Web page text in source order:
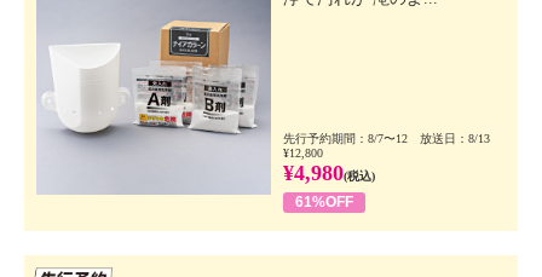
先行予約期間：8/7〜12 放送日：8/13
¥12,800
¥4,980(税込)
61%OFF